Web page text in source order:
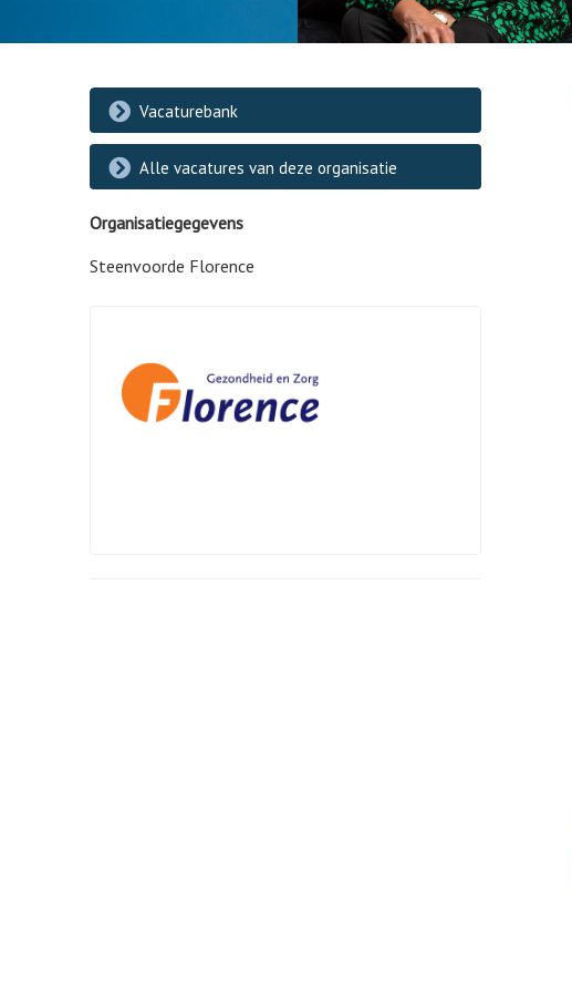
Vacaturebank
Alle vacatures van deze organisatie
Organisatiegegevens
Steenvoorde Florence